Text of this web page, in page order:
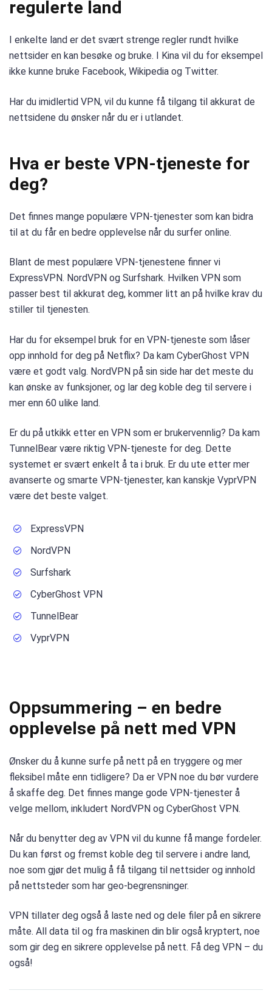
regulerte land
I enkelte land er det svært strenge regler rundt hvilke
nettsider en kan besøke og bruke. I Kina vil du for eksempel
ikke kunne bruke Facebook, Wikipedia og Twitter.
Har du imidlertid VPN, vil du kunne få tilgang til akkurat de
nettsidene du ønsker når du er i utlandet.
Hva er beste VPN-tjeneste for
deg?
Det finnes mange populære VPN-tjenester som kan bidra
til at du får en bedre opplevelse når du surfer online.
Blant de mest populære VPN-tjenestene finner vi
ExpressVPN. NordVPN og Surfshark. Hvilken VPN som
passer best til akkurat deg, kommer litt an på hvilke krav du
stiller til tjenesten.
Har du for eksempel bruk for en VPN-tjeneste som låser
opp innhold for deg på Netflix? Da kam CyberGhost VPN
være et godt valg. NordVPN på sin side har det meste du
kan ønske av funksjoner, og lar deg koble deg til servere i
mer enn 60 ulike land.
Er du på utkikk etter en VPN som er brukervennlig? Da kam
TunnelBear være riktig VPN-tjeneste for deg. Dette
systemet er svært enkelt å ta i bruk. Er du ute etter mer
avanserte og smarte VPN-tjenester, kan kanskje VyprVPN
være det beste valget.
ExpressVPN
NordVPN
Surfshark
CyberGhost VPN
TunnelBear
VyprVPN
Oppsummering – en bedre
opplevelse på nett med VPN
Ønsker du å kunne surfe på nett på en tryggere og mer
fleksibel måte enn tidligere? Da er VPN noe du bør vurdere
å skaffe deg. Det finnes mange gode VPN-tjenester å
velge mellom, inkludert NordVPN og CyberGhost VPN.
Når du benytter deg av VPN vil du kunne få mange fordeler.
Du kan først og fremst koble deg til servere i andre land,
noe som gjør det mulig å få tilgang til nettsider og innhold
på nettsteder som har geo-begrensninger.
VPN tillater deg også å laste ned og dele filer på en sikrere
måte. All data til og fra maskinen din blir også kryptert, noe
som gir deg en sikrere opplevelse på nett. Få deg VPN – du
også!